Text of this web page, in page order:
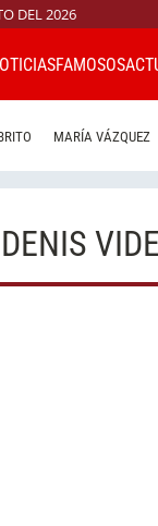
DEL 2026
FAMOSOS
MARÍA VÁZQUEZ